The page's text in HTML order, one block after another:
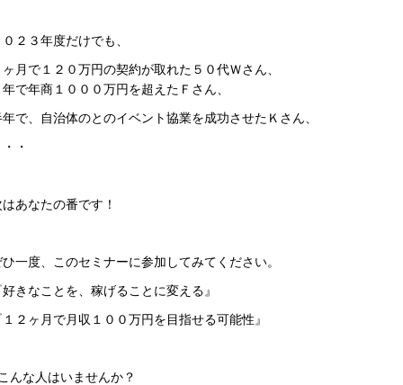
２３年度だけでも、
ヶ月で１２０万円の契約が取れた５０代Ｗさん、
年で年商１０００万円を超えたＦさん、
年で、自治体のとのイベント協業を成功させたＫさん、
・
あなたの番です！
ひ一度、このセミナーに参加してみてください。
好きなことを、稼げることに変える』
１２ヶ月で月収１００万円を目指せる可能性』
んな人はいませんか？